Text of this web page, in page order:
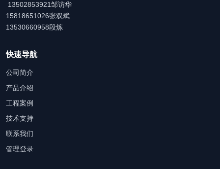
13502853921邹访华
15818651026张双斌
13530660958段炼
快速导航
公司简介
产品介绍
工程案例
技术支持
联系我们
管理登录